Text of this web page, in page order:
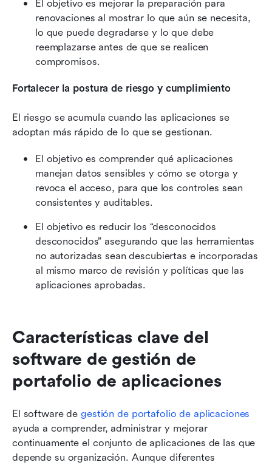
El objetivo es mejorar la preparación para
renovaciones al mostrar lo que aún se necesita,
lo que puede degradarse y lo que debe
reemplazarse antes de que se realicen
compromisos.
Fortalecer la postura de riesgo y cumplimiento
El riesgo se acumula cuando las aplicaciones se
adoptan más rápido de lo que se gestionan.
El objetivo es comprender qué aplicaciones
manejan datos sensibles y cómo se otorga y
revoca el acceso, para que los controles sean
consistentes y auditables.
El objetivo es reducir los “desconocidos
desconocidos” asegurando que las herramientas
no autorizadas sean descubiertas e incorporadas
al mismo marco de revisión y políticas que las
aplicaciones aprobadas.
Características clave del
software de gestión de
portafolio de aplicaciones
El software de gestión de portafolio de aplicaciones
ayuda a comprender, administrar y mejorar
continuamente el conjunto de aplicaciones de las que
depende su organización. Aunque diferentes